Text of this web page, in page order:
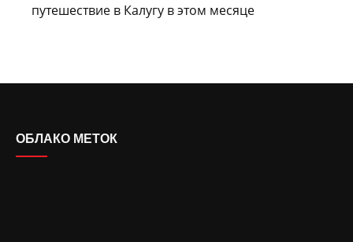
путешествие в Калугу в этом месяце
ОБЛАКО МЕТОК